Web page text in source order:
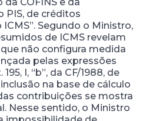
PIS, de créditos
Segundo o Ministro,
de ICMS revelam
não configura medida
pelas expressões
I, “b”, da CF/1988, de
na base de cálculo
contribuições se mostra
Nesse sentido, o Ministro